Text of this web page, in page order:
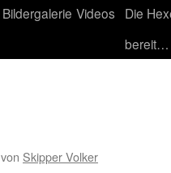
Bildergalerie Videos
Die
bereit…
von Skipper Volker